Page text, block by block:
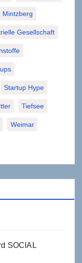
Mintzberg
Gesellschaft
Startup Hype
Tiefsee
Weimar
SOCIAL